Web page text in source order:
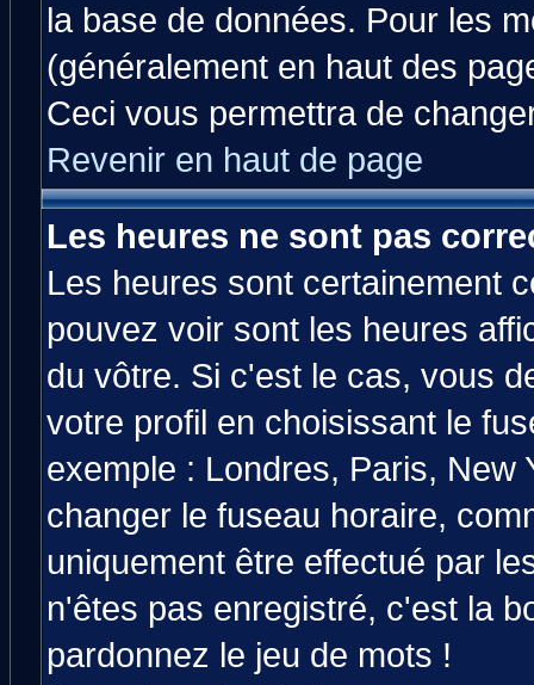
la base de données. Pour les
(généralement en haut des
Ceci vous permettra de
Revenir en haut de page
Les heures ne sont pas
Les heures sont certainement
pouvez voir sont les heures
du vôtre. Si c'est le cas, vous
votre profil en choisissant le
exemple : Londres, Paris, New
changer le fuseau horaire,
uniquement être effectué par
n'êtes pas enregistré, c'est la
pardonnez le jeu de mots !